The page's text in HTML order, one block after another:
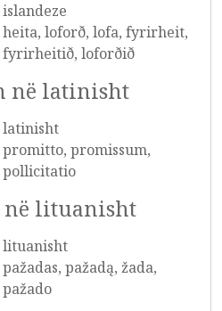
islandeze
heita, loforð, lofa, fyrirheit,
fyrirheitið, loforðið
në latinisht
latinisht
promitto, promissum,
pollicitatio
lituanisht
lituanisht
pažadas, pažadą, žada,
pažado